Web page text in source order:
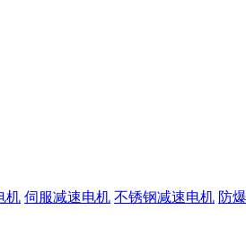
机 伺服减速电机 不锈钢减速电机 防